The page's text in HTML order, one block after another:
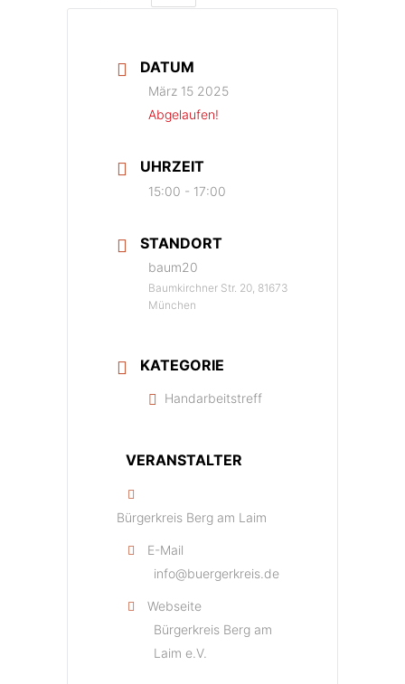
DATUM
März 15 2025
Abgelaufen!
UHRZEIT
15:00 - 17:00
STANDORT
baum20
Baumkirchner Str. 20, 81673
München
KATEGORIE
Handarbeitstreff
VERANSTALTER
Bürgerkreis Berg am Laim
E-Mail
info@buergerkreis.de
Webseite
Bürgerkreis Berg am
Laim e.V.